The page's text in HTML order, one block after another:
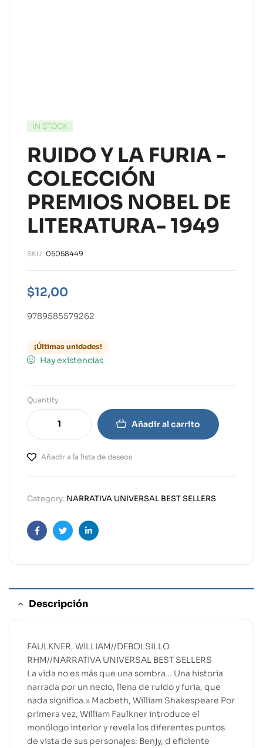
IN STOCK
RUIDO Y LA FURIA -
COLECCIÓN
PREMIOS NOBEL DE
LITERATURA- 1949
SKU: 05058449
$12,00
9789585579262
¡Últimas unidades!
Hay existencias
Quantity
Añadir al carrito
Añadir a la lista de deseos
Category: NARRATIVA UNIVERSAL BEST SELLERS
FacebookTwitterLinkedin
Descripción
FAULKNER, WILLIAM//DEBOLSILLO
RHM//NARRATIVA UNIVERSAL BEST SELLERS
La vida no es más que una sombra… Una historia
narrada por un necio, llena de ruido y furia, que
nada significa.» Macbeth, William Shakespeare Por
primera vez, William Faulkner introduce el
monólogo interior y revela los diferentes puntos
de vista de sus personajes: Benjy, d eficiente